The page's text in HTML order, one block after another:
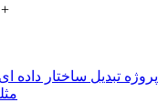
+
پروژه تبدیل ساختار